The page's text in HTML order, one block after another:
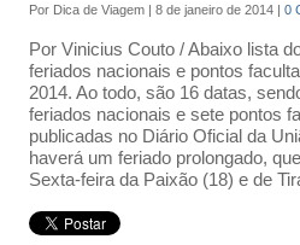
Por Dica de Viagem| 8 de janeiro de 2014 0
Por Vinicius Couto / Abaixo lista
feriados nacionais e pontos
2014. Ao todo, são 16 datas,
feriados nacionais e sete pontos
publicadas no Diário Oficial da
haverá um feriado prolongado,
Sexta-feira da Paixão (18) e de